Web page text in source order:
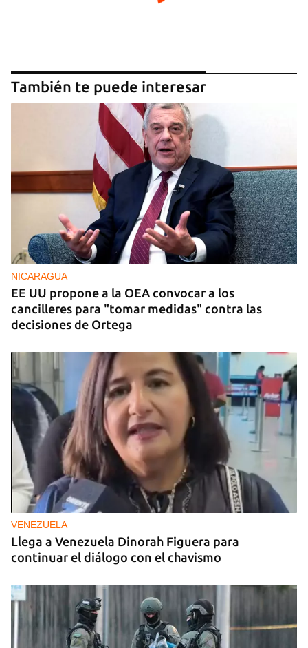
También te puede interesar
NICARAGUA
EE UU propone a la OEA convocar a los
cancilleres para "tomar medidas" contra las
decisiones de Ortega
VENEZUELA
Llega a Venezuela Dinorah Figuera para
continuar el diálogo con el chavismo